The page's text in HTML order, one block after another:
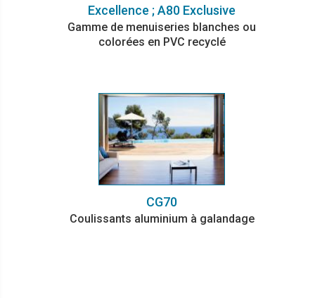
Excellence ; A80 Exclusive
Gamme de menuiseries blanches ou
colorées en PVC recyclé
CG70
Coulissants aluminium à galandage